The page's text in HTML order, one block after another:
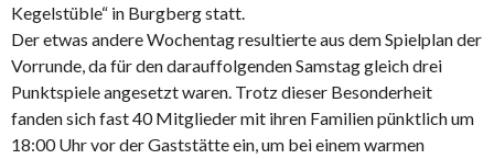
Kegelstüble“ in Burgberg statt.
Der etwas andere Wochentag resultierte aus dem Spielplan der
Vorrunde, da für den darauffolgenden Samstag gleich drei
Punktspiele angesetzt waren. Trotz dieser Besonderheit
fanden sich fast 40 Mitglieder mit ihren Familien pünktlich um
18:00 Uhr vor der Gaststätte ein, um bei einem warmen